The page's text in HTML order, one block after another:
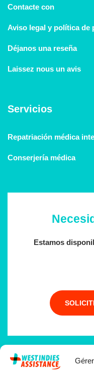
Contacte con
Aviso legal y política de
Déjanos una reseña
Laissez nous un avis
Servicios
Repatriación médica
Conserjería médica
Estamos